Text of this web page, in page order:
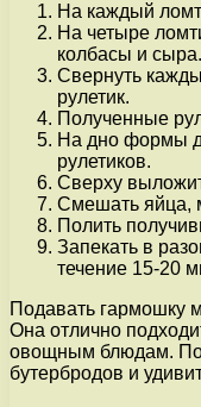
На каждый
На четыре
колбасы и сыра.
Свернуть
рулетик.
Полученные
На дно формы
рулетиков.
Сверху
Смешать яйца,
Полить
Запекать в
течение 15-20
Подавать гармошку
Она отлично
овощным блюдам.
бутербродов и